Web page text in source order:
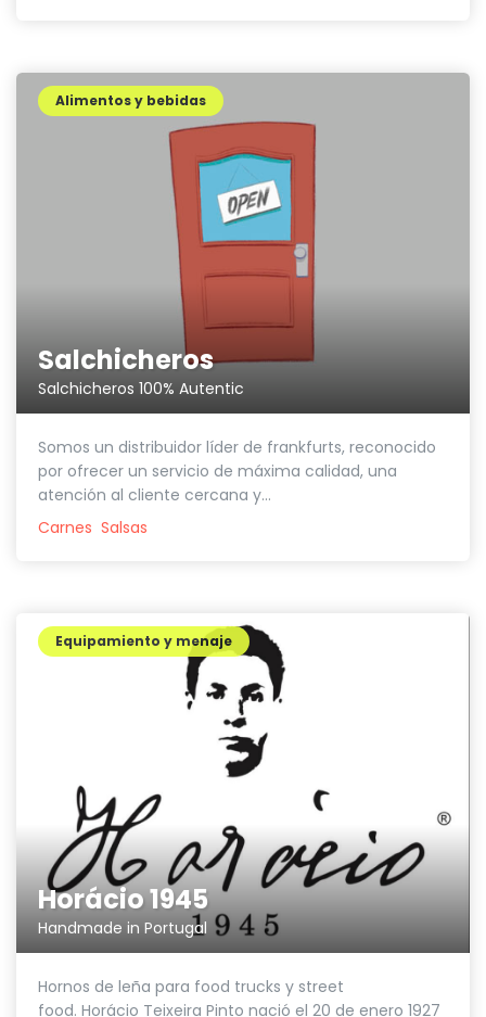
Salchicheros
Salchicheros 100% Autentic
Alimentos y bebidas
Somos un distribuidor líder de frankfurts, reconocido
por ofrecer un servicio de máxima calidad, una
atención al cliente cercana y...
Carnes Salsas
Horácio 1945
Handmade in Portugal
Equipamiento y menaje
Hornos de leña para food trucks y street
food. Horácio Teixeira Pinto nació el 20 de enero 1927